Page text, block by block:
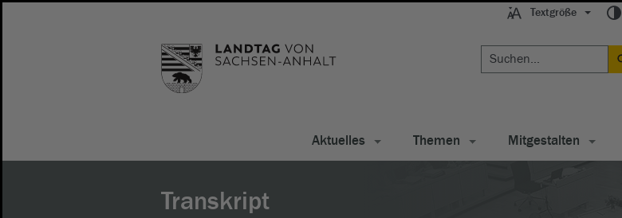
Textgröße
Aktuelles Themen Mitgestalten
Transkript